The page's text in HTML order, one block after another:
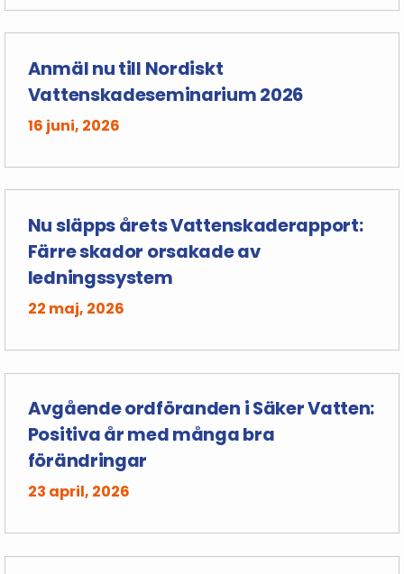
16 juni, 2026
Anmäl nu till Nordiskt
Vattenskadeseminarium 2026
22 maj, 2026
Nu släpps årets Vattenskaderapport:
Färre skador orsakade av
ledningssystem
23 april, 2026
Avgående ordföranden i Säker Vatten:
Positiva år med många bra
förändringar